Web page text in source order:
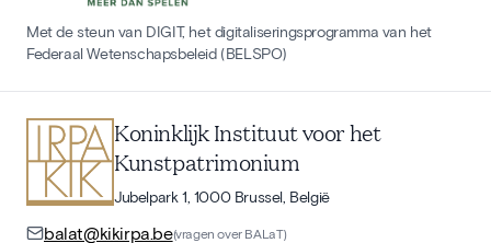
Met de steun van DIGIT, het digitaliseringsprogramma van het
Federaal Wetenschapsbeleid (BELSPO)
Koninklijk Instituut voor het
Kunstpatrimonium
Jubelpark 1, 1000 Brussel, België
balat@kikirpa.be(vragen over BALaT)